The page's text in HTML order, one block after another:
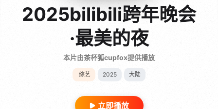
2025bilibili跨年晚会
·最美的夜
本片由茶杯狐cupfox提供播放
综艺 2025 大陆
立即播放